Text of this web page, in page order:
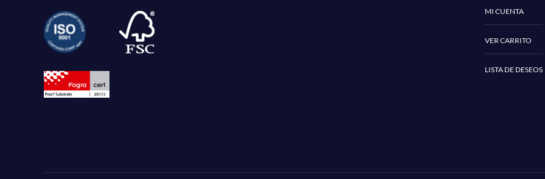
MI CUENTA
VER CARRITO
LISTA DE DESEOS